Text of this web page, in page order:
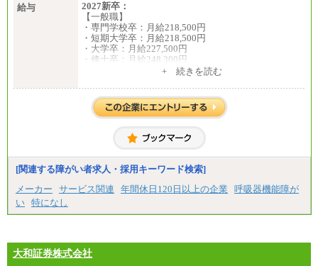
給与
2027新卒：
【一般職】
・専門学校卒：月給218,500円
・短期大学卒：月給218,500円
・大学卒：月給227,500円
・修士卒：月給248,300円
・博士卒：月給257,300円
【総合職】
・大学卒：月給253,500円
・修士卒：月給261,500円
※2025年度実績
※試用期間3か月中も給与に変更はございません
中途：
全職種共通
最低月給200,000円以上
+ 続きを読む
[関連する障がい者求人・採用キーワード検索]
メーカー
サービス関連 年間休日120日以上の企業
呼吸器機能障が
い 特になし
大和証券株式会社